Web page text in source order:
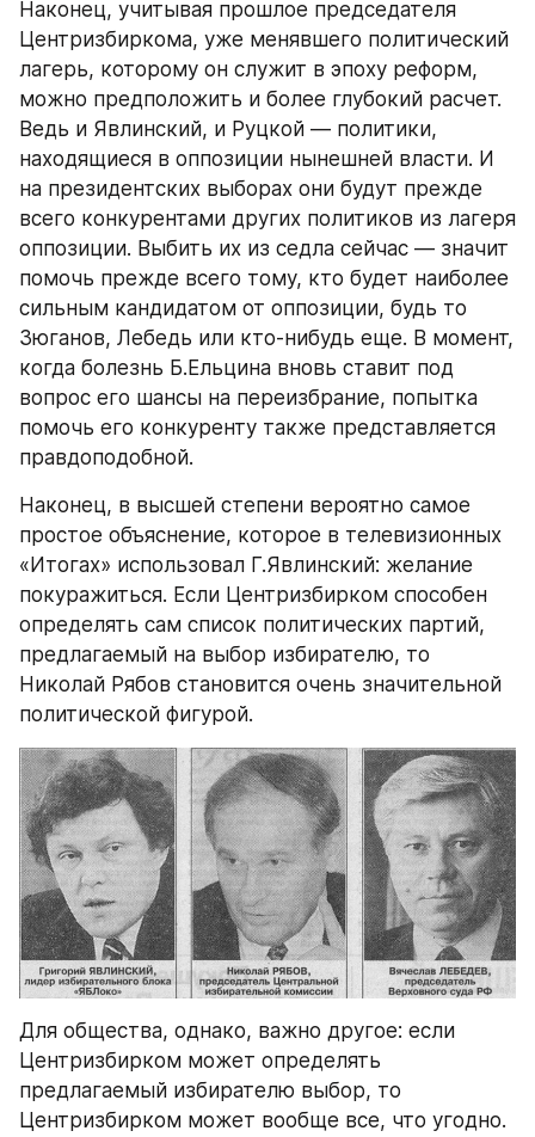
Наконец, учитывая прошлое председателя
Центризбиркома, уже менявшего политический
лагерь, которому он служит в эпоху реформ,
можно предположить и более глубокий расчет.
Ведь и Явлинский, и Руцкой — политики,
находящиеся в оппозиции нынешней власти. И
на президентских выборах они будут прежде
всего конкурентами других политиков из лагеря
оппозиции. Выбить их из седла сейчас — значит
помочь прежде всего тому, кто будет наиболее
сильным кандидатом от оппозиции, будь то
Зюганов, Лебедь или кто-нибудь еще. В момент,
когда болезнь Б.Ельцина вновь ставит под
вопрос его шансы на переизбрание, попытка
помочь его конкуренту также представляется
правдоподобной.
Наконец, в высшей степени вероятно самое
простое объяснение, которое в телевизионных
«Итогах» использовал Г.Явлинский: желание
покуражиться. Если Центризбирком способен
определять сам список политических партий,
предлагаемый на выбор избирателю, то
Николай Рябов становится очень значительной
политической фигурой.
Для общества, однако, важно другое: если
Центризбирком может определять
предлагаемый избирателю выбор, то
Центризбирком может вообще все, что угодно.